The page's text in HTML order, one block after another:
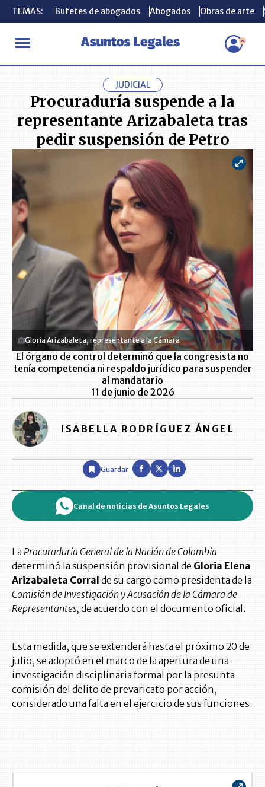
TEMAS: Bufetes de abogados Abogados Obras de arte
INICIO ACTUALIDAD Procuraduría suspende a la
TEMAS: Bufetes de abogados Abogados Obras de arte
JUDICIAL
Procuraduría suspende a la
representante Arizabaleta tras
pedir suspensión de Petro
Gloria Arizabaleta, representante a la Cámara
El órgano de control determinó que la congresista no
tenía competencia ni respaldo jurídico para suspender
al mandatario
11 de junio de 2026
ISABELLA RODRÍGUEZ ÁNGEL
Guardar
Canal de noticias de Asuntos Legales
La Procuraduría General de la Nación de Colombia
determinó la suspensión provisional de Gloria Elena
Arizabaleta Corral de su cargo como presidenta de la
Comisión de Investigación y Acusación de la Cámara de
Representantes, de acuerdo con el documento oficial.
Esta medida, que se extenderá hasta el próximo 20 de
julio, se adoptó en el marco de la apertura de una
investigación disciplinaria formal por la presunta
comisión del delito de prevaricato por acción,
considerado una falta en el ejercicio de sus funciones.